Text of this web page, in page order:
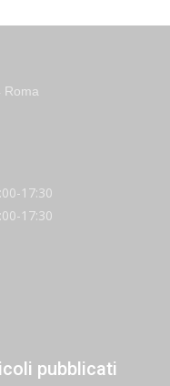
Roma
17:30
17:30
pubblicati